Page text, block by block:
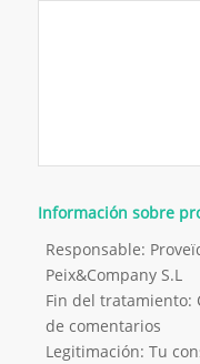
Información sobre
Responsable:
Peix&Company S.L
Fin del tratamiento:
de comentarios
Legitimación: Tu